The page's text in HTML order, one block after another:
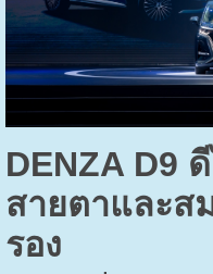
DENZA D9
สายตาและส
รอง